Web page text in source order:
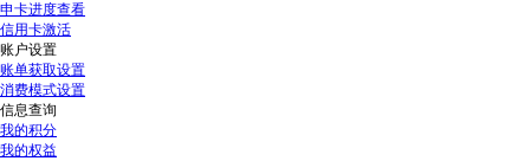
申卡进度查看
信用卡激活
账户设置
账单获取设置
消费模式设置
信息查询
我的积分
我的权益